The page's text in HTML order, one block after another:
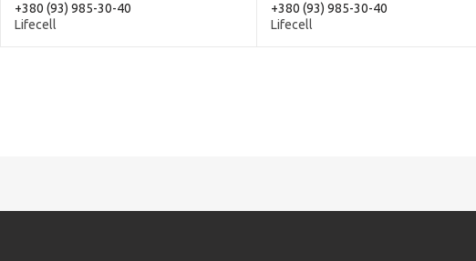
+380 (93) 985-30-40
Lifecell
+380 (93) 985-30-40
Lifecell